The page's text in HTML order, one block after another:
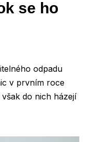
se ho
odpadu
v prvním roce
do nich házejí